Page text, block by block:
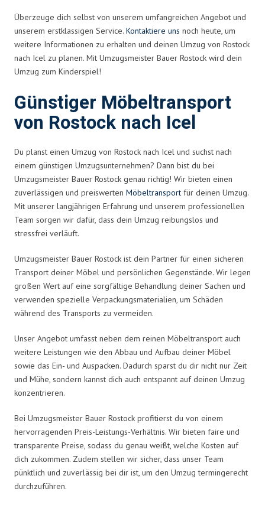
Überzeuge dich selbst von unserem umfangreichen Angebot und
unserem erstklassigen Service. Kontaktiere uns noch heute, um
weitere Informationen zu erhalten und deinen Umzug von Rostock
nach Icel zu planen. Mit Umzugsmeister Bauer Rostock wird dein
Umzug zum Kinderspiel!
Günstiger Möbeltransport
von Rostock nach Icel
Du planst einen Umzug von Rostock nach Icel und suchst nach
einem günstigen Umzugsunternehmen? Dann bist du bei
Umzugsmeister Bauer Rostock genau richtig! Wir bieten einen
zuverlässigen und preiswerten Möbeltransport für deinen Umzug.
Mit unserer langjährigen Erfahrung und unserem professionellen
Team sorgen wir dafür, dass dein Umzug reibungslos und
stressfrei verläuft.
Umzugsmeister Bauer Rostock ist dein Partner für einen sicheren
Transport deiner Möbel und persönlichen Gegenstände. Wir legen
großen Wert auf eine sorgfältige Behandlung deiner Sachen und
verwenden spezielle Verpackungsmaterialien, um Schäden
während des Transports zu vermeiden.
Unser Angebot umfasst neben dem reinen Möbeltransport auch
weitere Leistungen wie den Abbau und Aufbau deiner Möbel
sowie das Ein- und Auspacken. Dadurch sparst du dir nicht nur Zeit
und Mühe, sondern kannst dich auch entspannt auf deinen Umzug
konzentrieren.
Bei Umzugsmeister Bauer Rostock profitierst du von einem
hervorragenden Preis-Leistungs-Verhältnis. Wir bieten faire und
transparente Preise, sodass du genau weißt, welche Kosten auf
dich zukommen. Zudem stellen wir sicher, dass unser Team
pünktlich und zuverlässig bei dir ist, um den Umzug termingerecht
durchzuführen.